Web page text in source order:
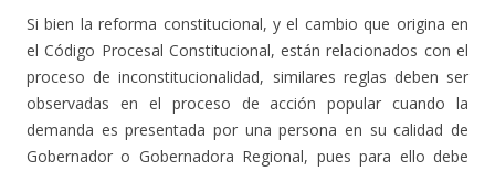
Si bien la reforma constitucional, y el cambio que origina en
el Código Procesal Constitucional, están relacionados con el
proceso de inconstitucionalidad, similares reglas deben ser
observadas en el proceso de acción popular cuando la
demanda es presentada por una persona en su calidad de
Gobernador o Gobernadora Regional, pues para ello debe